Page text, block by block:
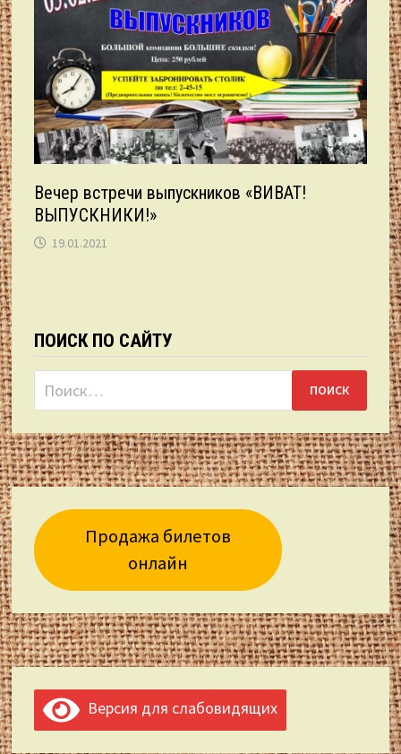
Вечер встречи выпускников «ВИВАТ!
ВЫПУСКНИКИ!»
19.01.2021
ПОИСК ПО САЙТУ
Найти:
Продажа билетов
онлайн
Версия для слабовидящих